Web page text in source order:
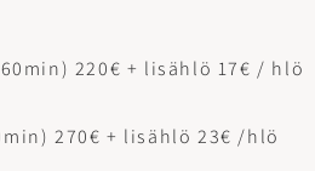
220€ + lisählö 17€ / hlö
270€ + lisählö 23€ /hlö​​